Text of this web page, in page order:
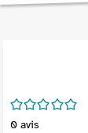
/5
0 avis